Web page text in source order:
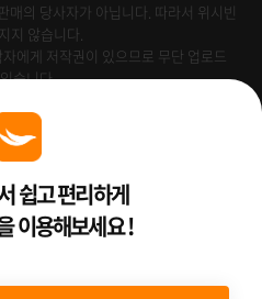
매의 당사자가 아닙니다. 따라서 위시빈
지 않습니다.
에게 저작권이 있으므로 무단 업로드
습니다.
쉽고 편리하게
이용해보세요 !